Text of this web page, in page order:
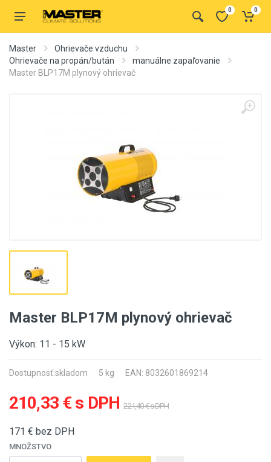
0 0
Master
Ohrievače vzduchu
Ohrievače na propán/bután
manuálne zapaľovanie
Master BLP17M plynový ohrievač
Master BLP17M plynový ohrievač
Výkon: 11 - 15 kW
Dostupnosť:skladom 5 kg EAN: 8032601869214
210,33 € s DPH 221,40 € s DPH
171 € bez DPH
MNOŽSTVO